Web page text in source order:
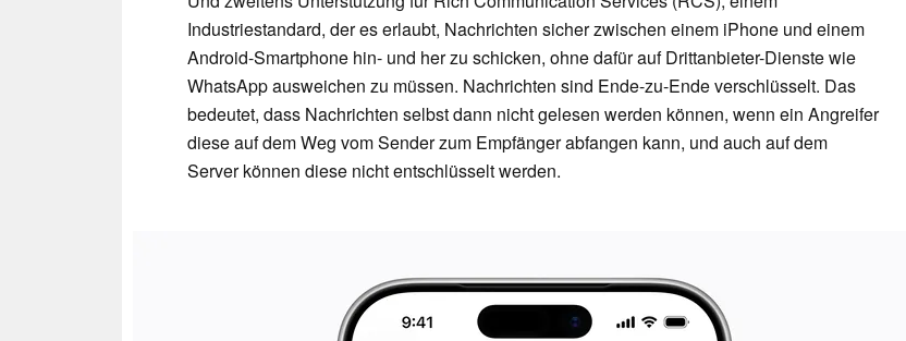
Industriestandard, der es erlaubt, Nachrichten sicher zwischen einem iPhone und einem
Android-Smartphone hin- und her zu schicken, ohne dafür auf Drittanbieter-Dienste wie
WhatsApp ausweichen zu müssen. Nachrichten sind Ende-zu-Ende verschlüsselt. Das
bedeutet, dass Nachrichten selbst dann nicht gelesen werden können, wenn ein Angreifer
diese auf dem Weg vom Sender zum Empfänger abfangen kann, und auch auf dem
Server können diese nicht entschlüsselt werden.